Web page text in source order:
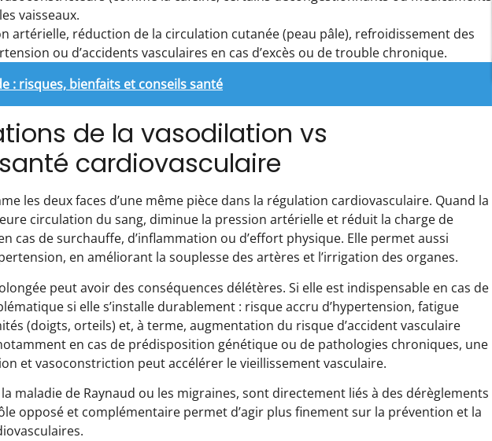
vaisseaux.
artérielle, réduction de la circulation cutanée (peau pâle), refroidissement des
ou d’accidents vasculaires en cas d’excès ou de trouble chronique.
: risques, bienfaits et conseils santé
de la vasodilation vs
cardiovasculaire
les deux faces d’une même pièce dans la régulation cardiovasculaire. Quand la
circulation du sang, diminue la pression artérielle et réduit la charge de
cas de surchauffe, d’inflammation ou d’effort physique. Elle permet aussi
en améliorant la souplesse des artères et l’irrigation des organes.
peut avoir des conséquences délétères. Si elle est indispensable en cas de
si elle s’installe durablement : risque accru d’hypertension, fatigue
(doigts, orteils) et, à terme, augmentation du risque d’accident vasculaire
en cas de prédisposition génétique ou de pathologies chroniques, une
et vasoconstriction peut accélérer le vieillissement vasculaire.
maladie de Raynaud ou les migraines, sont directement liés à des dérèglements
opposé et complémentaire permet d’agir plus finement sur la prévention et la